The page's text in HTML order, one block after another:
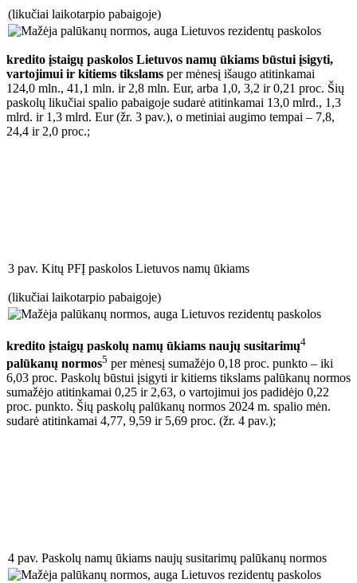
(likučiai laikotarpio pabaigoje)
kredito įstaigų paskolos Lietuvos namų ūkiams būstui įsigyti,
vartojimui ir kitiems tikslams per mėnesį išaugo atitinkamai
124,0 mln., 41,1 mln. ir 2,8 mln. Eur, arba 1,0, 3,2 ir 0,21 proc. Šių
paskolų likučiai spalio pabaigoje sudarė atitinkamai 13,0 mlrd., 1,3
mlrd. ir 1,3 mlrd. Eur (žr. 3 pav.), o metiniai augimo tempai – 7,8,
24,4 ir 2,0 proc.;
3 pav. Kitų PFĮ paskolos Lietuvos namų ūkiams
(likučiai laikotarpio pabaigoje)
kredito įstaigų paskolų namų ūkiams naujų susitarimų4
palūkanų normos5 per mėnesį sumažėjo 0,18 proc. punkto – iki
6,03 proc. Paskolų būstui įsigyti ir kitiems tikslams palūkanų normos
sumažėjo atitinkamai 0,25 ir 2,63, o vartojimui jos padidėjo 0,22
proc. punkto. Šių paskolų palūkanų normos 2024 m. spalio mėn.
sudarė atitinkamai 4,77, 9,59 ir 5,69 proc. (žr. 4 pav.);
4 pav. Paskolų namų ūkiams naujų susitarimų palūkanų normos